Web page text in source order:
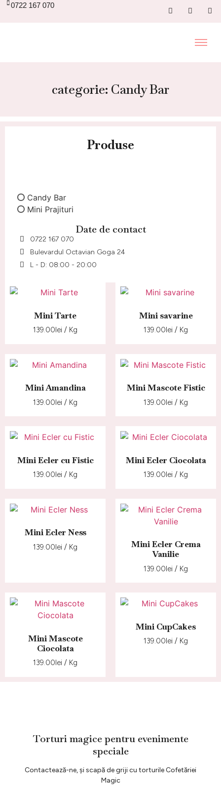
0722 167 070
categorie: Candy Bar
Produse
Candy Bar
Mini Prajituri
Date de contact
0722 167 070
Bulevardul Octavian Goga 24
L - D: 08:00 - 20:00
Mini Tarte
139.00lei / Kg
Mini savarine
139.00lei / Kg
Mini Amandina
139.00lei / Kg
Mini Mascote Fistic
139.00lei / Kg
Mini Ecler cu Fistic
139.00lei / Kg
Mini Ecler Ciocolata
139.00lei / Kg
Mini Ecler Ness
139.00lei / Kg
Mini Ecler Crema
Vanilie
139.00lei / Kg
Mini Mascote
Ciocolata
139.00lei / Kg
Mini CupCakes
139.00lei / Kg
Torturi magice pentru evenimente
speciale
Contactează-ne, și scapă de griji cu torturile Cofetăriei
Magic